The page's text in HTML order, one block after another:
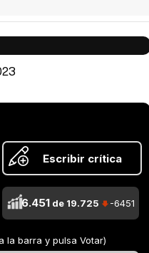
Escribir crítica
6.451 de 19.725 -6451
la barra y pulsa Votar)